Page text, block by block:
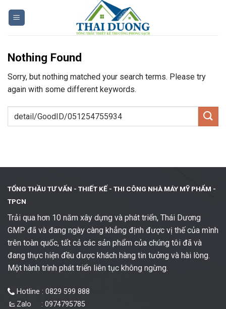
Nothing Found
Sorry, but nothing matched your search terms. Please try
again with some different keywords.
TỔNG THẦU TƯ VẤN - THIẾT KẾ - THI CÔNG NHÀ MÁY MỸ PHẨM -
TPCN
Trải qua hơn 10 năm xây dựng và phát triển, Thái Dương
GMP đã và đang ngày càng khẳng định được vị thế của mình
trên toàn quốc, tất cả các sản phẩm của chúng tôi đã và
đang thực hiện đều được khách hàng tin tưởng và hài lòng.
Một hành trình phát triển liên tục không ngừng.
Hotline : 0829 599 888
Zalo : 0974795785